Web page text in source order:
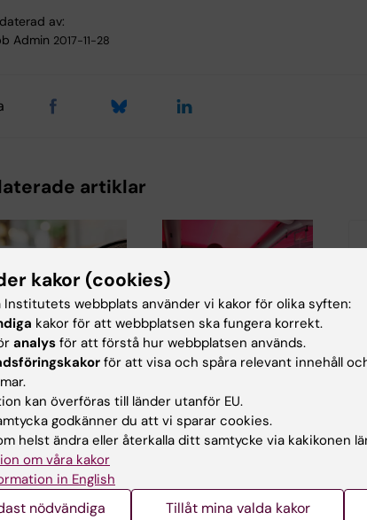
av:
Admin 2017-11-28
artiklar
2025
från SBU
av
stöd till
beredning för
och social
(SBU) har
27 maj 2024
Centrum för
välkomnar att
regeringsuppdrag
inom
drar nytta av vår
kompetens
kakor (cookies)
Institutets webbplats använder vi kakor för olika syften:
kakor för att webbplatsen ska fungera korrekt.
analys för att förstå hur webbplatsen används.
för att visa och spåra relevant innehåll
kan överföras till länder utanför EU.
godkänner du att vi sparar cookies.
helst ändra eller återkalla ditt samtycke via kakikonen
om våra kakor
in English
nödvändiga Tillåt mina valda kakor